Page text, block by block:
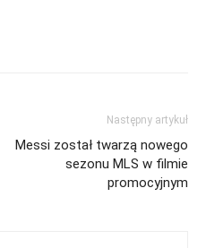
Następny artykuł
Messi został twarzą nowego
sezonu MLS w filmie
promocyjnym